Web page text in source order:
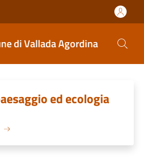
di Vallada Agordina
ed ecologia